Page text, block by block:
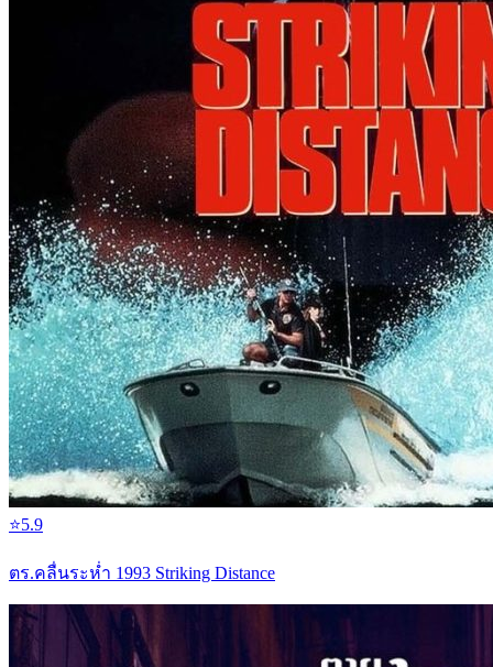
⭐5.9
ตร.คลื่นระห่ำ 1993 Striking Distance